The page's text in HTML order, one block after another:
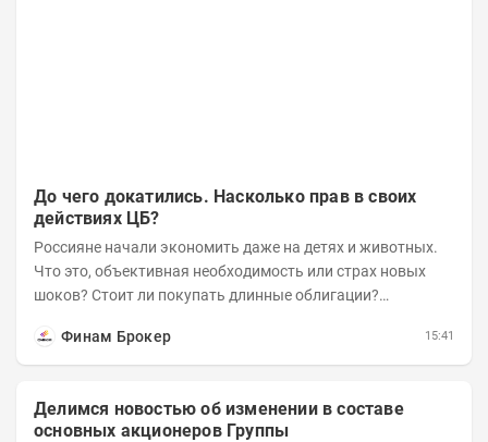
До чего докатились. Насколько прав в своих
действиях ЦБ?
Россияне начали экономить даже на детях и животных.
Что это, объективная необходимость или страх новых
шоков? Стоит ли покупать длинные облигации?
Финам Брокер
15:41
Делимся новостью об изменении в составе
основных акционеров Группы